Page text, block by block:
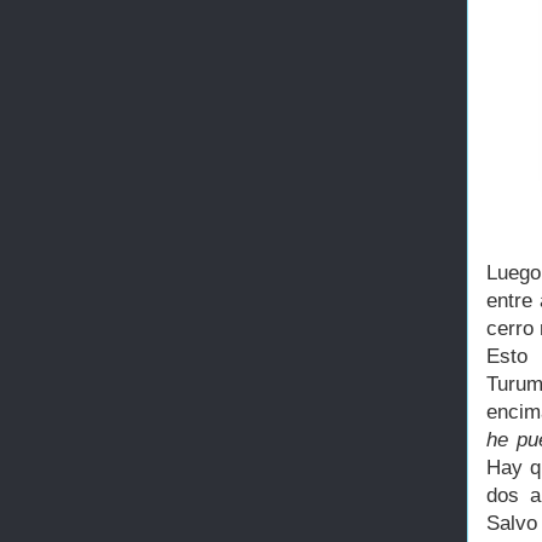
entre
cerro
Esto
he
Hay
dos